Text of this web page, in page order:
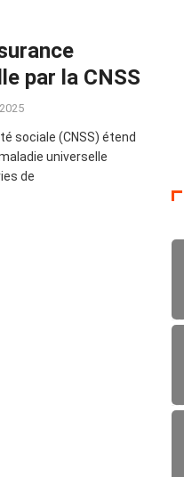
par la CNSS
sociale (CNSS) étend
universelle
de